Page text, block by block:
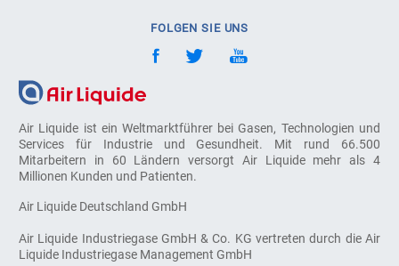
Air Liquide ist ein Weltmarktführer bei Gasen, Technologien und
Services für Industrie und Gesundheit. Mit rund 66.500
Mitarbeitern in 60 Ländern versorgt Air Liquide mehr als 4
Millionen Kunden und Patienten.
Air Liquide Deutschland GmbH
Air Liquide Industriegase GmbH & Co. KG vertreten durch die Air
Liquide Industriegase Management GmbH
FOLGEN SIE UNS